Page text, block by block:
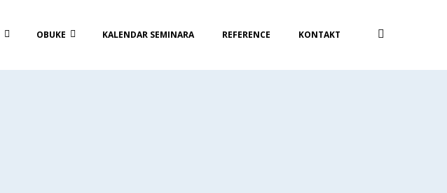
OBUKE KALENDAR SEMINARA REFERENCE KONTAKT